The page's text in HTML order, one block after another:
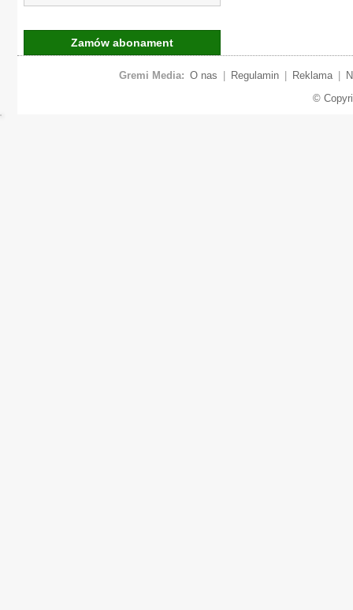
Zamów abonament
Gremi Media: O nas Regulamin Reklama
©